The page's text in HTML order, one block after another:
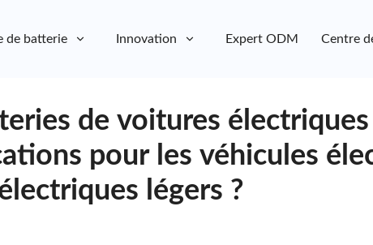
de batterie Innovation Expert ODM Centre
de voitures
pour les véhicules
légers ?